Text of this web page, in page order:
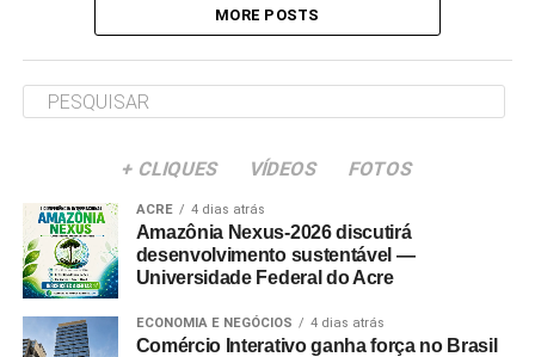
MORE POSTS
+ CLIQUES VÍDEOS FOTOS
ACRE 4 dias atrás
Amazônia Nexus-2026 discutirá
desenvolvimento sustentável —
Universidade Federal do Acre
ECONOMIA E NEGÓCIOS 4 dias atrás
Comércio Interativo ganha força no Brasil